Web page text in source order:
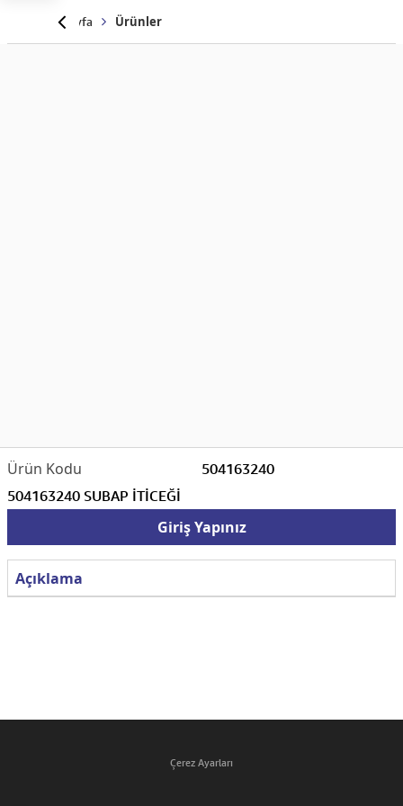
Anasayfa Ürünler
504163240
504163240 SUBAP İTİCEĞİ
Giriş Yapınız
Açıklama
Çerez Ayarları